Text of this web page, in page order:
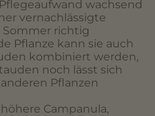
wachsend
vernachlässigte
richtig
Pflanze kann sie auch
kombiniert werden,
noch lässt sich
Pflanzen
Campanula,